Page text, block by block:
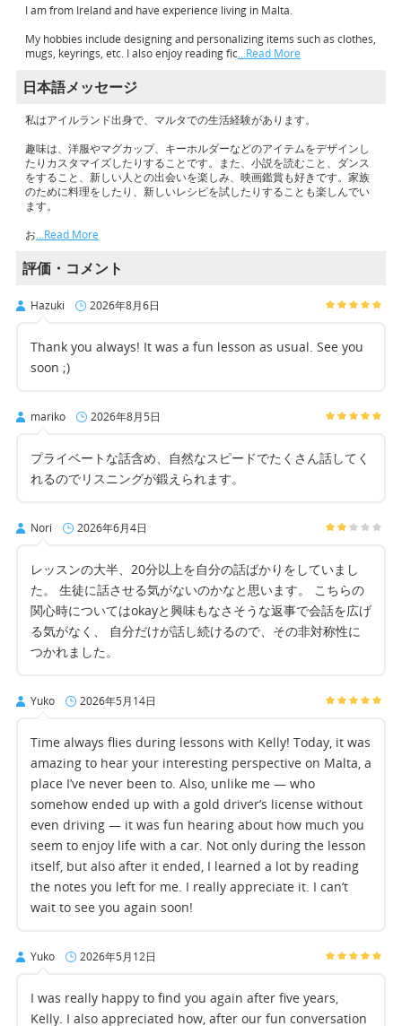
I am from Ireland and have experience living in Malta.
My hobbies include designing and personalizing items such as clothes,
mugs, keyrings, etc. I also enjoy reading fic…Read More
日本語メッセージ
私はアイルランド出身で、マルタでの生活経験があります。
趣味は、洋服やマグカップ、キーホルダーなどのアイテムをデザインし
たりカスタマイズしたりすることです。また、小説を読むこと、ダンス
をすること、新しい人との出会いを楽しみ、映画鑑賞も好きです。家族
のために料理をしたり、新しいレシピを試したりすることも楽しんでい
ます。
お…Read More
評価・コメント
Hazuki 2026年8月6日
Thank you always! It was a fun lesson as usual. See you
soon ;)
mariko 2026年8月5日
プライベートな話含め、自然なスピードでたくさん話してく
れるのでリスニングが鍛えられます。
Nori 2026年6月4日
レッスンの大半、20分以上を自分の話ばかりをしていまし
た。 生徒に話させる気がないのかなと思います。 こちらの
関心時についてはokayと興味もなさそうな返事で会話を広げ
る気がなく、 自分だけが話し続けるので、その非対称性に
つかれました。
Yuko 2026年5月14日
Time always flies during lessons with Kelly! Today, it was
amazing to hear your interesting perspective on Malta, a
place I’ve never been to. Also, unlike me — who
somehow ended up with a gold driver’s license without
even driving — it was fun hearing about how much you
seem to enjoy life with a car. Not only during the lesson
itself, but also after it ended, I learned a lot by reading
the notes you left for me. I really appreciate it. I can’t
wait to see you again soon!
Yuko 2026年5月12日
I was really happy to find you again after five years,
Kelly. I also appreciated how, after our fun conversation